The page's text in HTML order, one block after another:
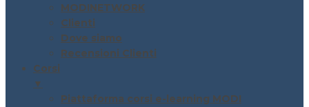
MODINETWORK
Clienti
Dove siamo
Recensioni Clienti
Corsi
▼
Piattaforma corsi e-learning MODI